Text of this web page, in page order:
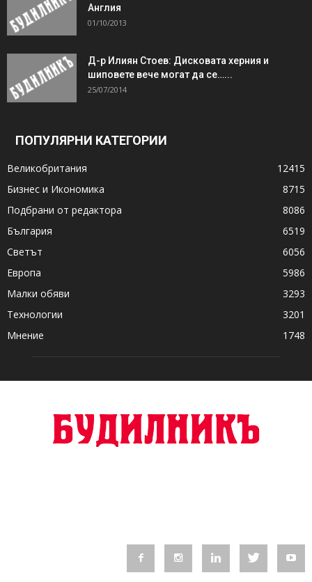
Англия
01/10/2013
Д-р Илиян Стоев: Дисковата херния и
шиповете вече могат да се…...
25/07/2014
ПОПУЛЯРНИ КАТЕГОРИИ
Великобритания
12415
Бизнес и Икономика
8715
Подбрани от редактора
8086
България
6519
Светът
6056
Европа
5986
Малки обяви
3293
Технологии
3201
Мнение
1748